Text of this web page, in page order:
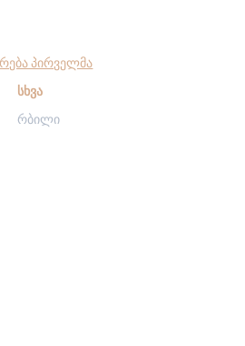
პირველმა
ᲡᲮᲕᲐ
რბილი